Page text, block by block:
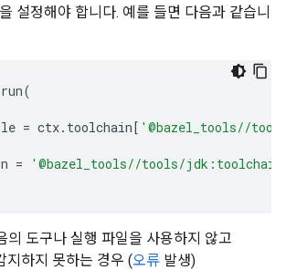
설정해야 합니다. 예를 들면 다음과 같습니
run(
= ctx. toolchain[ '@bazel_tools//
=
'@bazel_tools//tools/
의 도구나 실행 파일을 사용하지 않고
지하지 못하는 경우 (오류 발생)